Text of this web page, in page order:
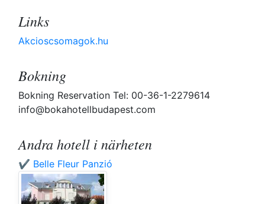
Links
Akcioscsomagok.hu
Bokning
Bokning Reservation Tel: 00-36-1-2279614
info@bokahotellbudapest.com
Andra hotell i närheten
✔️ Belle Fleur Panzió